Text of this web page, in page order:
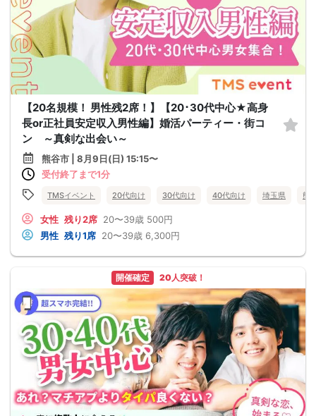
【20名規模！ 男性残2席！】【20･30代中心★高身
長or正社員安定収入男性編】婚活パーティー・街コ
ン ～真剣な出会い～
熊谷市 | 8月9日(日) 15:15〜
受付終了まで1分
TMSイベント 20代向け 30代向け 40代向け 埼玉県 熊
女性 残り2席 20〜39歳 500円
男性 残り1席 20〜39歳 6,300円
開催確定 20人突破！